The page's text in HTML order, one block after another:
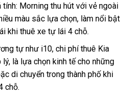
Morning thu hút với vẻ ngoài
màu sắc lựa chọn, làm nổi bật
khi thuê xe tự lái 4 chỗ.
tự như i10, chi phí thuê Kia
là lựa chọn kinh tế cho những
di chuyển trong thành phố khi
chỗ.